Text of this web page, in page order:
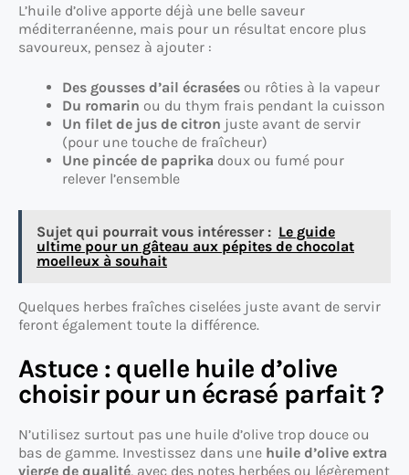
L’huile d’olive apporte déjà une belle saveur
méditerranéenne, mais pour un résultat encore plus
savoureux, pensez à ajouter :
Des gousses d’ail écrasées ou rôties à la vapeur
Du romarin ou du thym frais pendant la cuisson
Un filet de jus de citron juste avant de servir
(pour une touche de fraîcheur)
Une pincée de paprika doux ou fumé pour
relever l’ensemble
Sujet qui pourrait vous intéresser : Le guide
ultime pour un gâteau aux pépites de chocolat
moelleux à souhait
Quelques herbes fraîches ciselées juste avant de servir
feront également toute la différence.
Astuce : quelle huile d’olive
choisir pour un écrasé parfait ?
N’utilisez surtout pas une huile d’olive trop douce ou
bas de gamme. Investissez dans une huile d’olive extra
vierge de qualité, avec des notes herbées ou légèrement